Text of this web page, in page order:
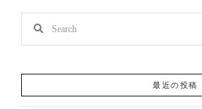
最近の投稿